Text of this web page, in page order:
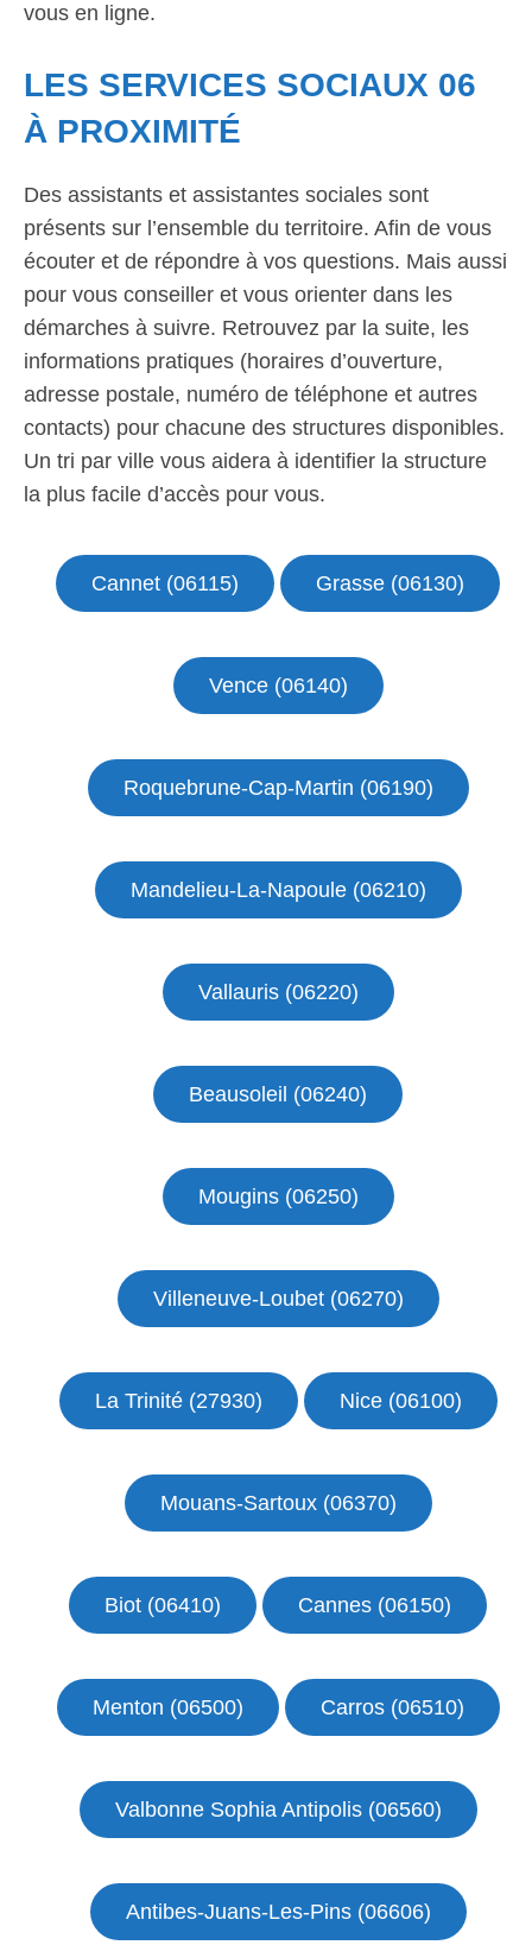
vous en ligne.
LES SERVICES SOCIAUX 06
À PROXIMITÉ
Des assistants et assistantes sociales sont
présents sur l’ensemble du territoire. Afin de vous
écouter et de répondre à vos questions. Mais aussi
pour vous conseiller et vous orienter dans les
démarches à suivre. Retrouvez par la suite, les
informations pratiques (horaires d’ouverture,
adresse postale, numéro de téléphone et autres
contacts) pour chacune des structures disponibles.
Un tri par ville vous aidera à identifier la structure
la plus facile d’accès pour vous.
Cannet (06115) Grasse (06130)
Vence (06140)
Roquebrune-Cap-Martin (06190)
Mandelieu-La-Napoule (06210)
Vallauris (06220)
Beausoleil (06240)
Mougins (06250)
Villeneuve-Loubet (06270)
La Trinité (27930) Nice (06100)
Mouans-Sartoux (06370)
Biot (06410) Cannes (06150)
Menton (06500) Carros (06510)
Valbonne Sophia Antipolis (06560)
Antibes-Juans-Les-Pins (06606)